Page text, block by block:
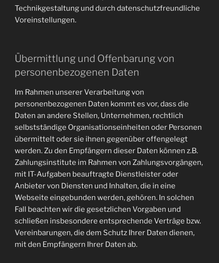
Technikgestaltung und durch datenschutzfreundliche
Voreinstellungen.
Übermittlung und Offenbarung von
personenbezogenen Daten
Im Rahmen unserer Verarbeitung von
personenbezogenen Daten kommt es vor, dass die
Daten an andere Stellen, Unternehmen, rechtlich
selbstständige Organisationseinheiten oder Personen
übermittelt oder sie ihnen gegenüber offengelegt
werden. Zu den Empfängern dieser Daten können z.B.
Zahlungsinstitute im Rahmen von Zahlungsvorgängen,
mit IT-Aufgaben beauftragte Dienstleister oder
Anbieter von Diensten und Inhalten, die in eine
Webseite eingebunden werden, gehören. In solchen
Fall beachten wir die gesetzlichen Vorgaben und
schließen insbesondere entsprechende Verträge bzw.
Vereinbarungen, die dem Schutz Ihrer Daten dienen,
mit den Empfängern Ihrer Daten ab.